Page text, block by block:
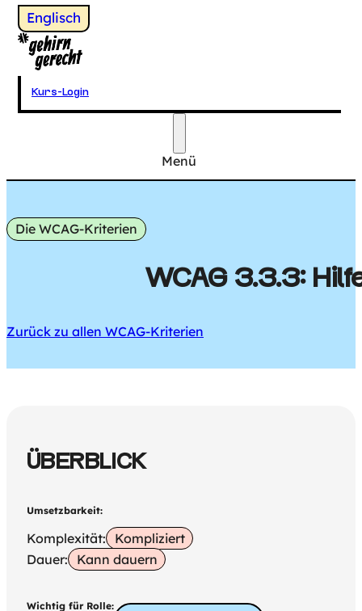
Wechsel zu
Englisch
Gehirngerecht Digital
Kurs-Login
Menü
Hauptmenü
Die WCAG-Kriterien
WCAG 3.3.3:
Zurück zu allen WCAG-Kriterien
ÜBERBLICK
Umsetzbarkeit:
Komplexität:
Kompliziert
Dauer:
Kann dauern
Wichtig für Rolle: